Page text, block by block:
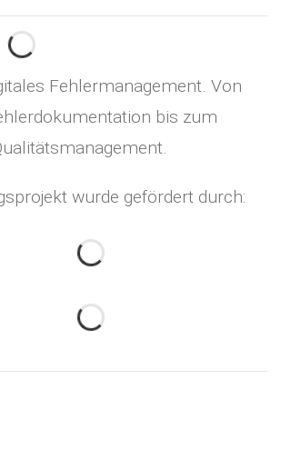
Fehlermanagement. Von
bis zum
wurde gefördert durch: